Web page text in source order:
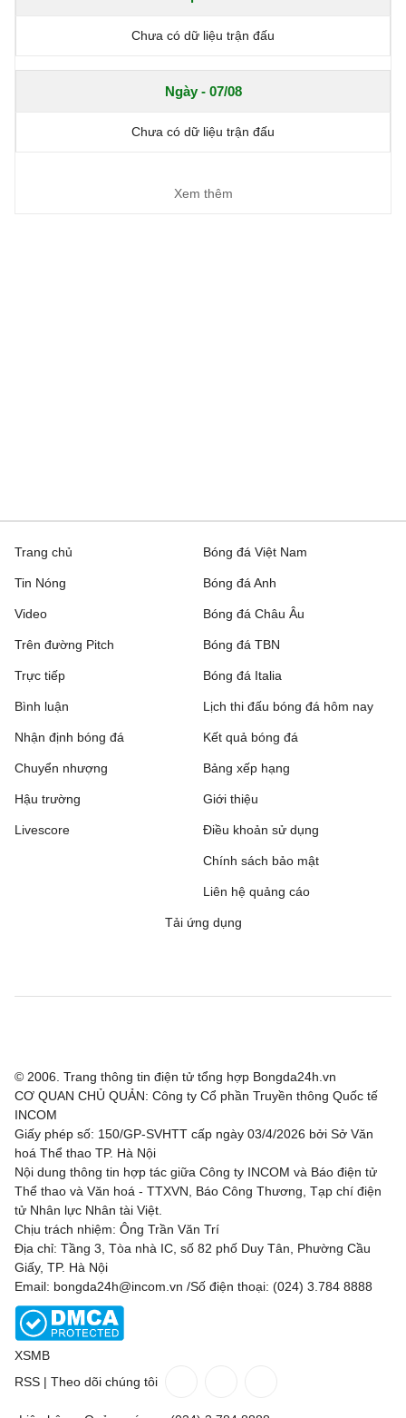
Chưa có dữ liệu trận đấu
Ngày - 07/08
Chưa có dữ liệu trận đấu
Xem thêm
Trang chủ
Tin Nóng
Video
Trên đường Pitch
Trực tiếp
Bóng đá Việt Nam
Bóng đá Anh
Bóng đá Châu Âu
Bóng đá TBN
Bóng đá Italia
Bình luận
Nhận định bóng đá
Chuyển nhượng
Hậu trường
Livescore
Lịch thi đấu bóng đá hôm nay
Kết quả bóng đá
Bảng xếp hạng
Giới thiệu
Điều khoản sử dụng
Chính sách bảo mật
Liên hệ quảng cáo
Tải ứng dụng
© 2006. Trang thông tin điện tử tổng hợp Bongda24h.vn
CƠ QUAN CHỦ QUẢN: Công ty Cổ phần Truyền thông Quốc tế
INCOM
Giấy phép số: 150/GP-SVHTT cấp ngày 03/4/2026 bởi Sở Văn
hoá Thể thao TP. Hà Nội
Nội dung thông tin hợp tác giữa Công ty INCOM và Báo điện tử
Thể thao và Văn hoá - TTXVN, Báo Công Thương, Tạp chí điện
tử Nhân lực Nhân tài Việt.
Chịu trách nhiệm: Ông Trần Văn Trí
Địa chỉ: Tầng 3, Tòa nhà IC, số 82 phố Duy Tân, Phường Cầu
Giấy, TP. Hà Nội
Email: bongda24h@incom.vn /Số điện thoại: (024) 3.784 8888
XSMB
RSS | Theo dõi chúng tôi